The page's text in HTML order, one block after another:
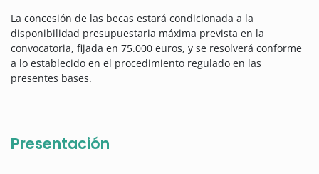
La concesión de las becas estará condicionada a la
disponibilidad presupuestaria máxima prevista en la
convocatoria, fijada en 75.000 euros, y se resolverá conforme
a lo establecido en el procedimiento regulado en las
presentes bases.
Presentación